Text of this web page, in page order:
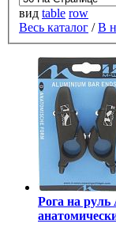
вид table row
Весь каталог /В
Рога на